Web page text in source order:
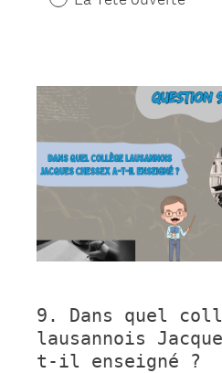
Title
Question
Title
9 .
Dans quel
lausannois
t-il enseigné ?